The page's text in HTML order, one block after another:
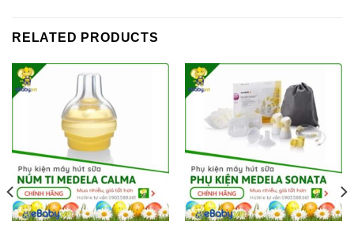
RELATED PRODUCTS